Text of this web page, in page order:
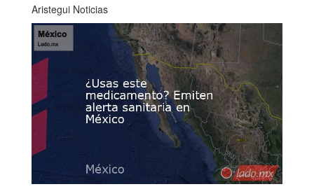
Aristegui Noticias